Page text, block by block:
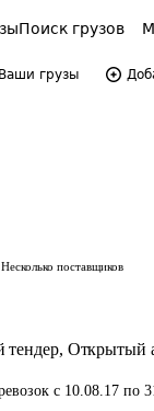
Поиск грузов
Ваши грузы
Несколько поставщиков
тендер, Открытый
с 10.08.17 по